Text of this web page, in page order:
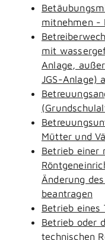
mitnehmen -
mit
Anlage,
JGS-Anlage)
Mütter und
Betrieb einer
Änderung
beantragen
Betrieb eines
Betrieb oder
technischen